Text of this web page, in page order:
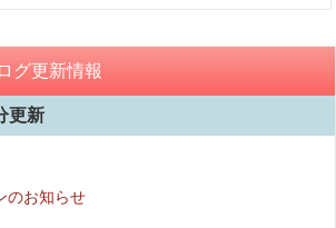
グ更新情報
更新
のお知らせ